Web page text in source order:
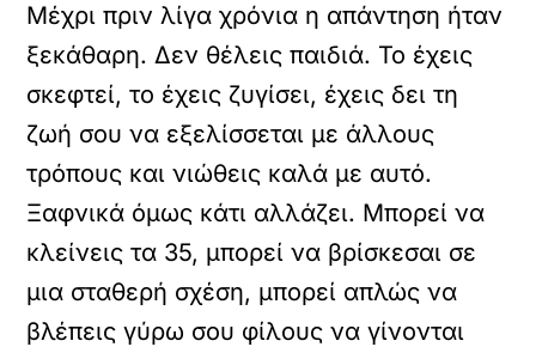
Μέχρι πριν λίγα χρόνια η απάντηση ήταν
ξεκάθαρη. Δεν θέλεις παιδιά. Το έχεις
σκεφτεί, το έχεις ζυγίσει, έχεις δει τη
ζωή σου να εξελίσσεται με άλλους
τρόπους και νιώθεις καλά με αυτό.
Ξαφνικά όμως κάτι αλλάζει. Μπορεί να
κλείνεις τα 35, μπορεί να βρίσκεσαι σε
μια σταθερή σχέση, μπορεί απλώς να
βλέπεις γύρω σου φίλους να γίνονται